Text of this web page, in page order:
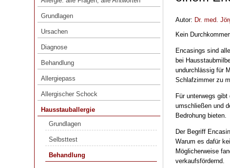
Grundlagen
Ursachen
Diagnose
Behandlung
Allergiepass
Allergischer Schock
Hausstauballergie
Grundlagen
Selbsttest
Behandlung
Autor: Dr. med.
Kein
Encasings sind
bei
undurchlässig für
Schlafzimmer zu
Für unterwegs
umschließen und
Bedrohung bieten.
Der Begriff
Warum es dafür
Möglicherweise
verkaufsfördernd.
Grundlagen
Ursachen
Diagnose
Behandlung
Allergiepass
Allergischer Schock
Hausstauballergie
Grundlagen
Selbsttest
Behandlung